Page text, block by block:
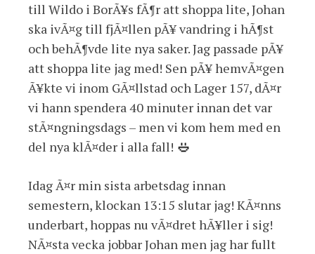
till Wildo i BorÃ¥s fÃ¶r att shoppa lite, Johan
ska ivÃ¤g till fjÃ¤llen pÃ¥ vandring i hÃ¶st
och behÃ¶vde lite nya saker. Jag passade pÃ¥
att shoppa lite jag med! Sen pÃ¥ hemvÃ¤gen
Ã¥kte vi inom GÃ¤llstad och Lager 157, dÃ¤r
vi hann spendera 40 minuter innan det var
stÃ¤ngningsdags – men vi kom hem med en
del nya klÃ¤der i alla fall!
Idag Ã¤r min sista arbetsdag innan
semestern, klockan 13:15 slutar jag! KÃ¤nns
underbart, hoppas nu vÃ¤dret hÃ¥ller i sig!
NÃ¤sta vecka jobbar Johan men jag har fullt